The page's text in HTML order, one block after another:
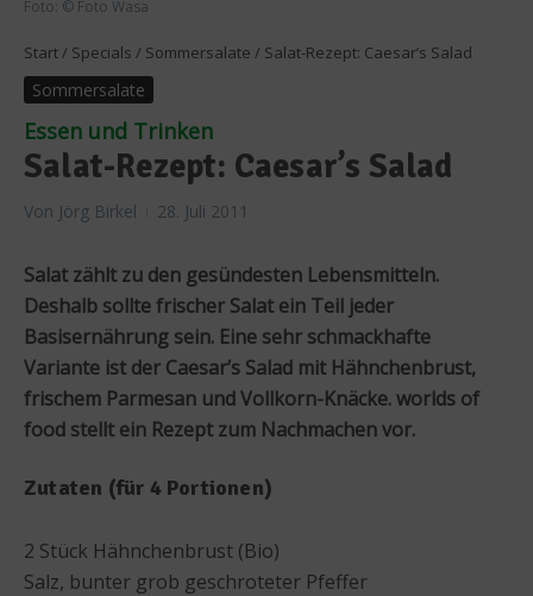
Foto: © Foto Wasa
Start / Specials / Sommersalate / Salat-Rezept: Caesar’s Salad
Sommersalate
Essen und Trinken
Salat-Rezept: Caesar’s Salad
Von Jörg Birkel 28. Juli 2011
Salat zählt zu den gesündesten Lebensmitteln.
Deshalb sollte frischer Salat ein Teil jeder
Basisernährung sein. Eine sehr schmackhafte
Variante ist der Caesar’s Salad mit Hähnchenbrust,
frischem Parmesan und Vollkorn-Knäcke. worlds of
food stellt ein Rezept zum Nachmachen vor.
Zutaten (für 4 Portionen)
2 Stück Hähnchenbrust (Bio)
Salz, bunter grob geschroteter Pfeffer